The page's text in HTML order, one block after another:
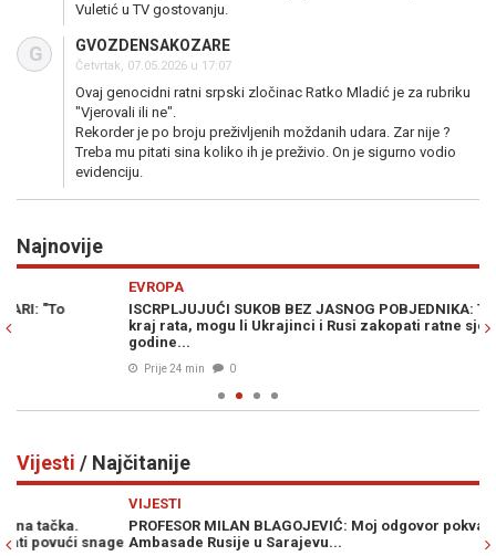
Vuletić u TV gostovanju.
G GVOZDENSAKOZARE
Četvrtak, 07.05.2026 u 17:07
Ovaj genocidni ratni srpski zločinac Ratko Mladić je za rubriku
"Vjerovali ili ne".
Rekorder je po broju preživljenih moždanih udara. Zar nije ?
Treba mu pitati sina koliko ih je preživio. On je sigurno vodio
evidenciju.
Najnovije
ISCRPLJUJUĆI SUKOB BEZ JASNOG POBJEDNIKA: Tri scenarija za
kraj rata, mogu li Ukrajinci i Rusi zakopati ratne sjekire nakon 4
Vijesti / Najčitanije
PROFESOR MILAN BLAGOJEVIĆ: Moj odgovor pokvarenjacima iz
Ambasade Rusije u Sarajevu...